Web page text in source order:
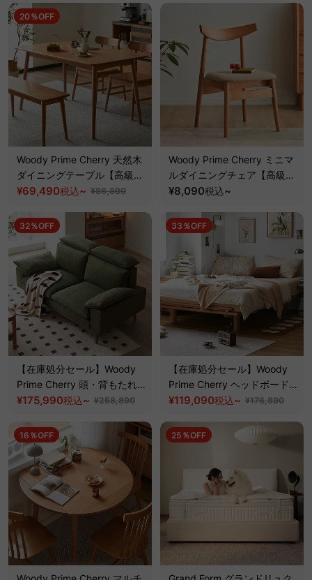
20％OFF
Woody Prime Cherry 天然木
ダイニングテーブル【高級天
然チェリー材】
¥69,490税込~ ¥86,890
Woody Prime Cherry ミニマ
ルダイニングチェア【高級天
然チェリー材】【椅子2脚セ
¥8,090税込~
32％OFF
【在庫処分セール】Woody
Prime Cherry 頭・背もたれ
調整できるカラーカスタマイ
¥175,990税込~ ¥258,890
33％OFF
【在庫処分セール】Woody
Prime Cherry ヘッドボード
レスベッドフレーム
¥119,090税込~ ¥176,890
16％OFF 25％OFF